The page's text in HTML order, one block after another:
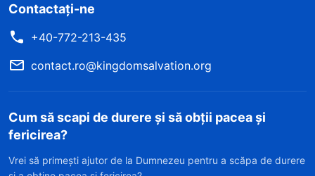
Contactați-ne
+40-772-213-435
contact.ro@kingdomsalvation.org
Cum să scapi de durere și să obții pacea și
fericirea?
Vrei să primești ajutor de la Dumnezeu pentru a scăpa de durere